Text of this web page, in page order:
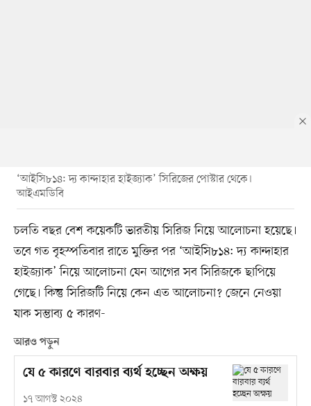
‘আইসি৮১৪: দ্য কান্দাহার হাইজ্যাক’ সিরিজের পোস্টার থেকে।
আইএমডিবি
চলতি বছর বেশ কয়েকটি ভারতীয় সিরিজ নিয়ে আলোচনা হয়েছে।
তবে গত বৃহস্পতিবার রাতে মুক্তির পর ‘আইসি৮১৪: দ্য কান্দাহার
হাইজ্যাক’ নিয়ে আলোচনা যেন আগের সব সিরিজকে ছাপিয়ে
গেছে। কিন্তু সিরিজটি নিয়ে কেন এত আলোচনা? জেনে নেওয়া
যাক সম্ভাব্য ৫ কারণ-
আরও পড়ুন
যে ৫ কারণে বারবার ব্যর্থ হচ্ছেন অক্ষয়
১৭ আগস্ট ২০২৪